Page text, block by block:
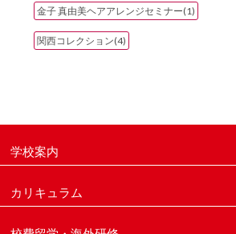
金子 真由美ヘアアレンジセミナー(1)
関西コレクション(4)
学校案内
カリキュラム